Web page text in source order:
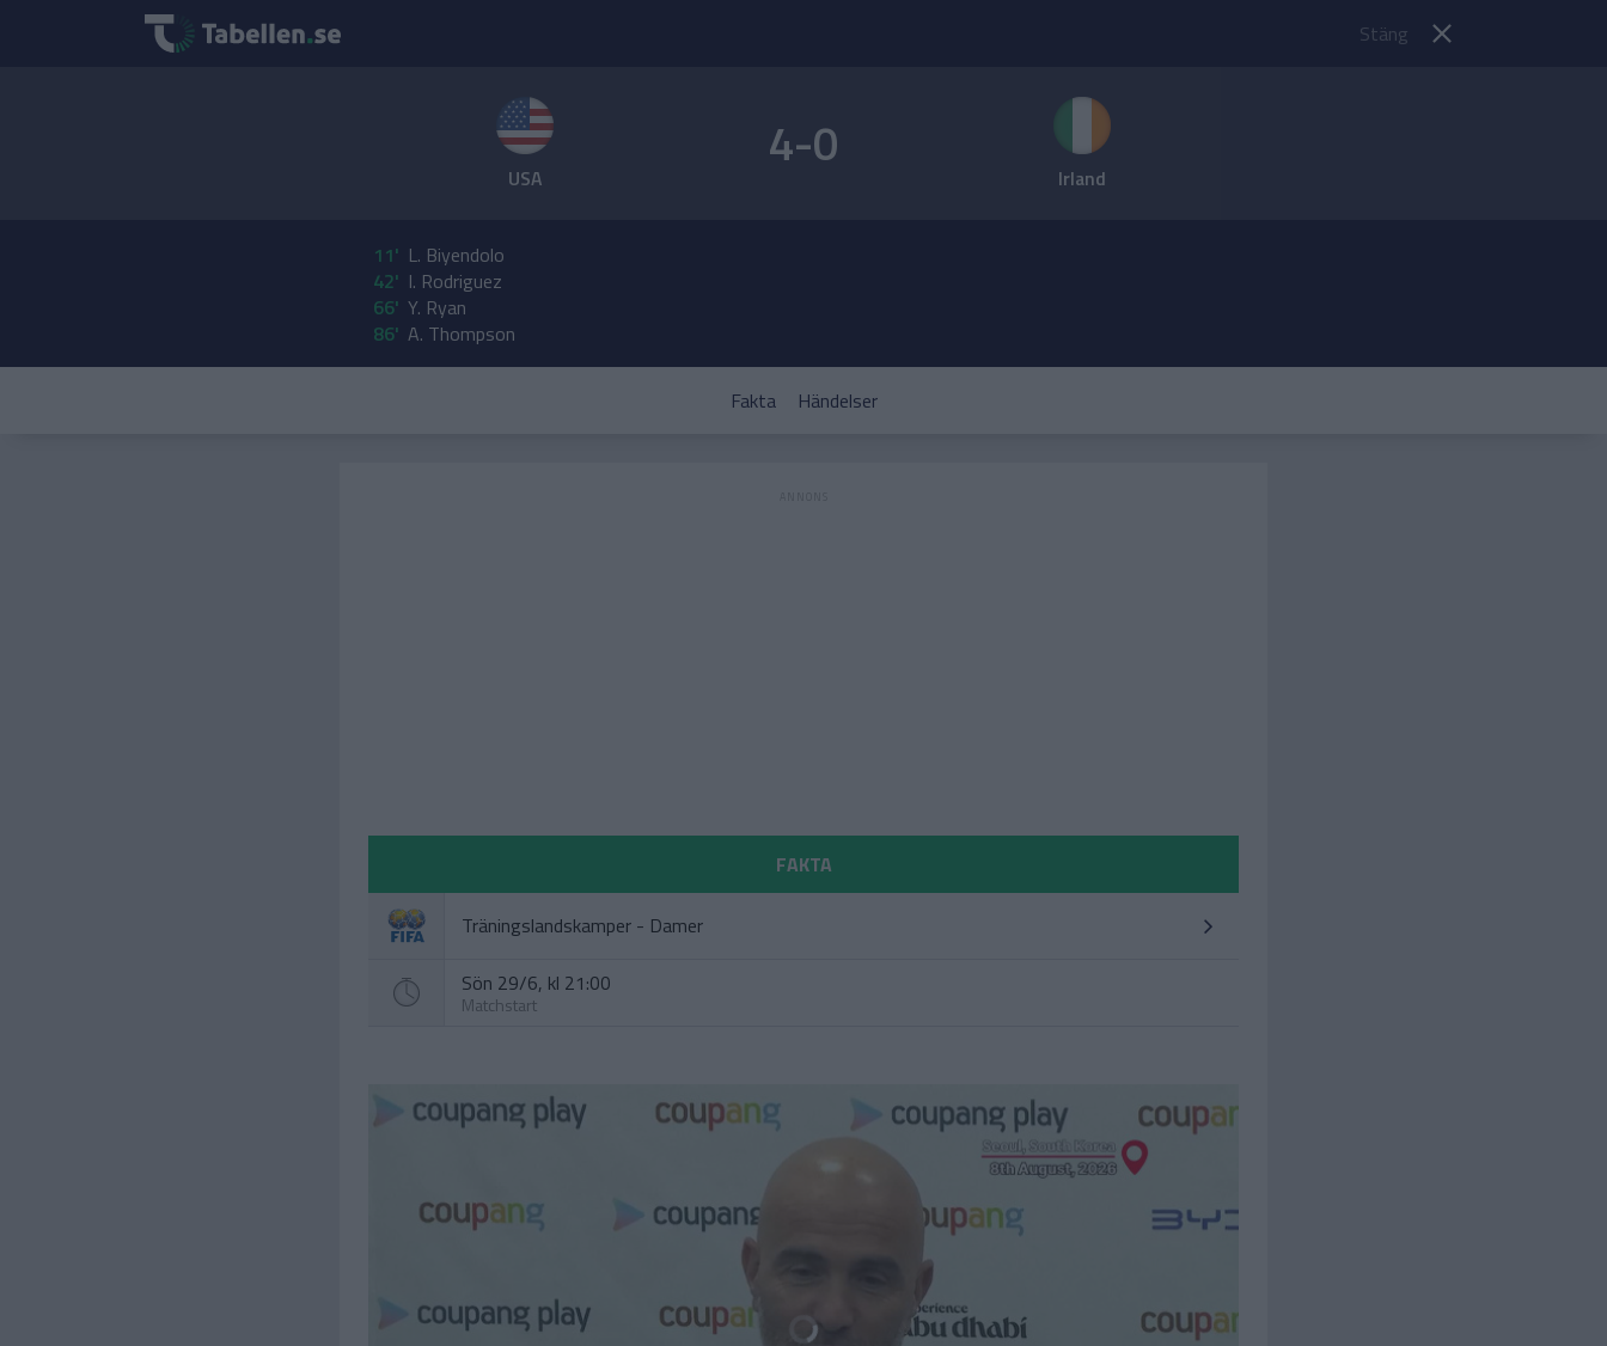
Stäng
USA 4-0 Irland
11' L. Biyendolo
42' I. Rodriguez
66' Y. Ryan
86' A. Thompson
Fakta Händelser
FAKTA
Träningslandskamper - Damer
Sön 29/6, kl 21:00
Matchstart